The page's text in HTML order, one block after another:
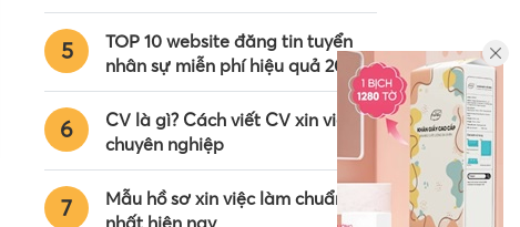
5
TOP 10 website đăng tin tuyển
nhân sự miễn phí hiệu quả 2024
6
CV là gì? Cách viết CV xin việc
chuyên nghiệp
7
Mẫu hồ sơ xin việc làm chuẩn